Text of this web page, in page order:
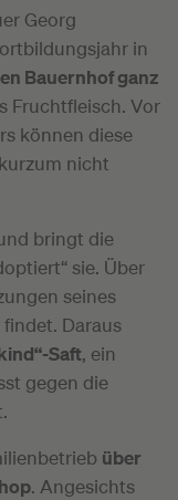
Georg
in
Bauernhof ganz
Fruchtfleisch. Vor
können diese
nicht
bringt die
sie. Über
seines
Daraus
Saft, ein
gegen die
über
. Angesichts